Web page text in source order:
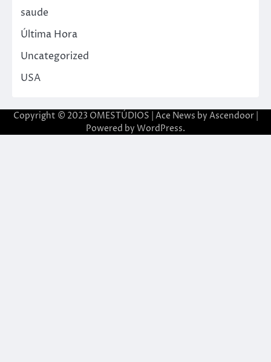
saude
Última Hora
Uncategorized
USA
Copyright © 2023 OMESTÚDIOS | Ace News by Ascendoor|
Powered by WordPress.